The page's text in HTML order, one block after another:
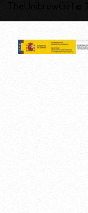
TheUnibrowGirl ©